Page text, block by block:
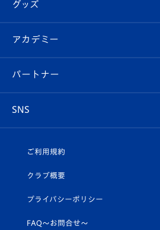
チケット
イベント
メディア
ホームタウン
スタッフプロフィール
マスコット紹介
平和祈念活動
Revive Team
ヴィヴィくんの長崎おもてなしガイド
フォトギャラリー
スタジアムグルメ
V-LOVERS（ファンクラブ）
プレイヤーズスイート
グッズ
オンラインショップ
店舗情報
アカデミー
育成からのお知らせ
U-18
スクール
パートナー
SNS
ヴィヴィくんインスタグラム
公式LINE＠
ご利用規約
クラブ概要
プライバシーポリシー
FAQ〜お問合せ〜